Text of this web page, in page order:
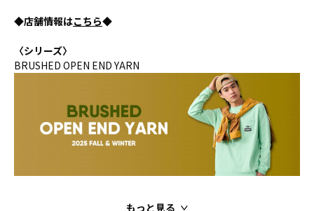
◆店舗情報はこちら◆
〈シリーズ〉
BRUSHED OPEN END YARN
もっと見る